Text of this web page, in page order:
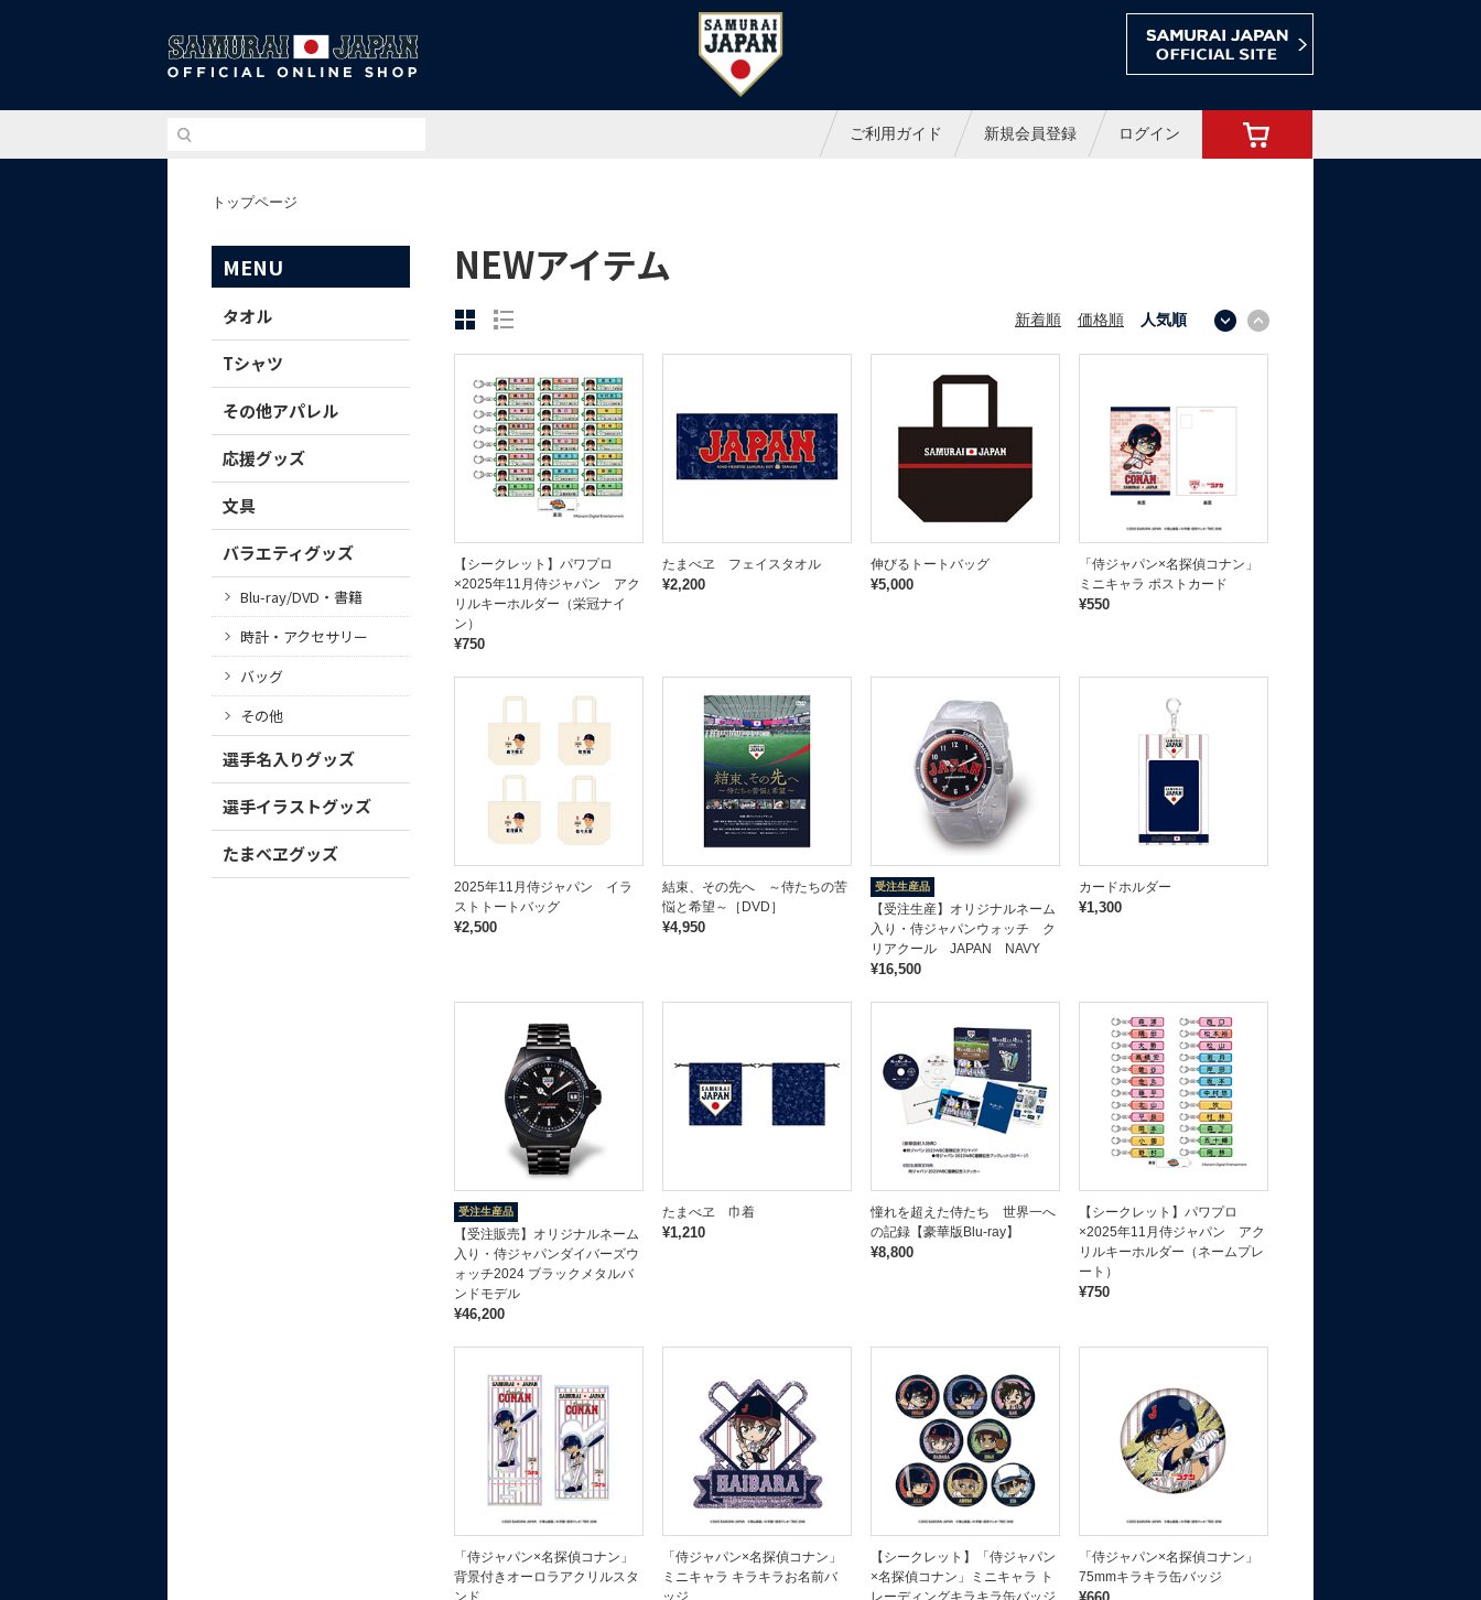
侍ジャパンオフィシャルオンラインショップ
ご利用ガイド 新規会員登録 ログイン
トップページ
MENU
タオル
Tシャツ
その他アパレル
応援グッズ
文具
バラエティグッズ
Blu-ray/DVD・書籍
時計・アクセサリー
バッグ
その他
選手名入りグッズ
選手イラストグッズ
たまべヱグッズ
NEWアイテム
新着順 価格順 人気順
【シークレット】パワプロ
×2025年11月侍ジャパン アク
リルキーホルダー（栄冠ナイ
ン）
¥750
たまべヱ フェイスタオル
¥2,200
伸びるトートバッグ
¥5,000
「侍ジャパン×名探偵コナン」
ミニキャラ ポストカード
¥550
2025年11月侍ジャパン イラ
ストトートバッグ
¥2,500
結束、その先へ ～侍たちの苦
悩と希望～［DVD］
¥4,950
受注生産品
【受注生産】オリジナルネーム
入り・侍ジャパンウォッチ ク
リアクール JAPAN NAVY
¥16,500
カードホルダー
¥1,300
受注生産品
【受注販売】オリジナルネーム
入り・侍ジャパンダイバーズウ
ォッチ2024 ブラックメタルバ
ンドモデル
¥46,200
たまべヱ 巾着
¥1,210
憧れを超えた侍たち 世界一へ
の記録【豪華版Blu-ray】
¥8,800
【シークレット】パワプロ
×2025年11月侍ジャパン アク
リルキーホルダー（ネームプレ
ート）
¥750
「侍ジャパン×名探偵コナン」
背景付きオーロラアクリルスタ
ンド
「侍ジャパン×名探偵コナン」
ミニキャラ キラキラお名前バ
ッジ
【シークレット】「侍ジャパン
×名探偵コナン」ミニキャラ ト
レーディングキラキラ缶バッジ
「侍ジャパン×名探偵コナン」
75mmキラキラ缶バッジ